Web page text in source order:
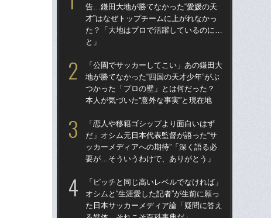
告…鎌田大地が勝てなかった“愛媛の天
才”はなぜトップチームに上がれなかっ
た？「大地はプロで活躍しているのに…
と」
「公園でサッカーしてこい」あの鎌田大
地が勝てなかった“四国の天才少年”がぶ
つかった「プロの壁」とは何だった？
本人が気づいた“意外な事実”と現在地
「恋人や移籍ゴシップより面白いはず
だ」オシム元日本代表監督が語った“サ
ッカーメディアへの期待”「深く語る必
要が…そういうわけで、ありがとう」
「ピッチと同じ高いレベルでなければ」
オシムと“生涯愛した記者”が生前に願っ
た日本サッカーメディア論「疑問に答え